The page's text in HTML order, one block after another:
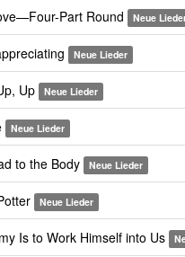
Part Round Neue
Neue Lieder
Up Neue Lieder
Neue Lieder
to the Body Neue Lieder
Neue Lieder
Is to Work Himself into Us